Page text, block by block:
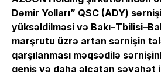
Dəmir Yolları” QSC (ADY)
yüksəldilməsi və
marşrutu üzrə artan sərnişin
qarşılanması məqsədilə
geniş və daha əlçatan səyahət